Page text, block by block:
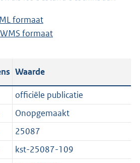
formaat
e
a
n
d
s
r
o
formaat
a
n
d
g
r
Waarde
officiële publicatie
Onopgemaakt
25087
kst-25087-109